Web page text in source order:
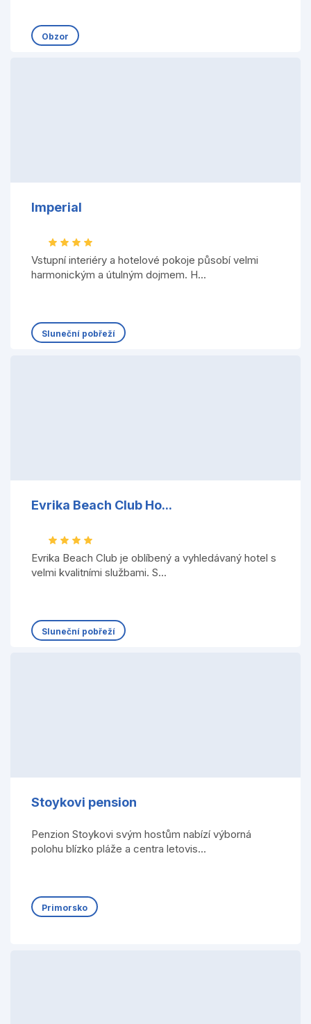
Obzor
Imperial
Vstupní interiéry a hotelové pokoje působí velmi
harmonickým a útulným dojmem. H...
Sluneční pobřeží
Evrika Beach Club Ho...
Evrika Beach Club je oblíbený a vyhledávaný hotel s
velmi kvalitními službami. S...
Sluneční pobřeží
Stoykovi pension
Penzion Stoykovi svým hostům nabízí výborná
polohu blízko pláže a centra letovis...
Primorsko